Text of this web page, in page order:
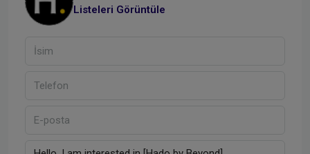
Listeleri Görüntüle